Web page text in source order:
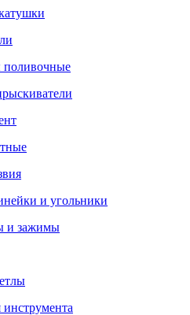
поливочные
и угольники
и зажимы